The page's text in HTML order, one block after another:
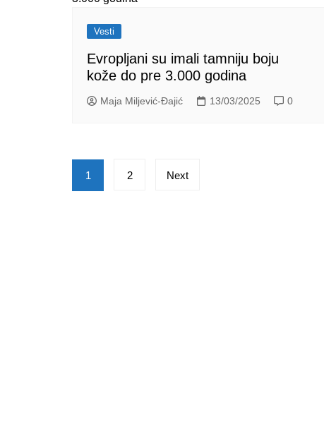
Vesti
Evropljani su imali tamniju boju
kože do pre 3.000 godina
Maja Miljević-Đajić 13/03/2025 0
Posts
pagination
1 2 Next